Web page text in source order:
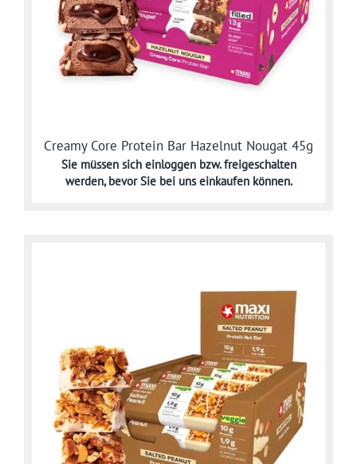
Creamy Core Protein Bar Hazelnut Nougat 45g
Sie müssen sich einloggen bzw. freigeschalten
werden,bevor Sie bei uns einkaufen können.